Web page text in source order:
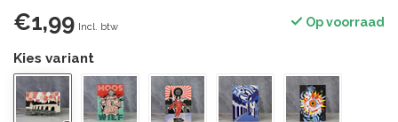
€1,99 Incl. btw Op voorraad
Kies variant